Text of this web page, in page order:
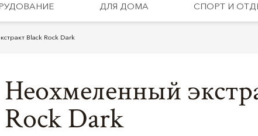
ДЛЯ ДОМА СПОРТ И
Black Rock Dark
Неохмеленный
Rock Dark